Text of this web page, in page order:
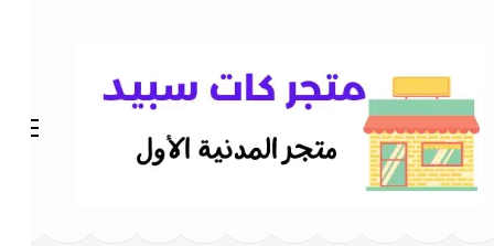
المحتوى
(اضغط
Enter)